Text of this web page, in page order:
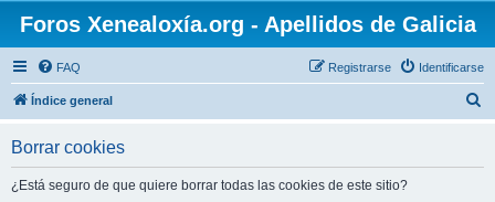
Foros Xenealoxía.org - Apellidos de Galicia
FAQ Identificarse
Registrarse
Índice general
Borrar cookies
¿Está seguro de que quiere borrar todas las cookies de este sitio?